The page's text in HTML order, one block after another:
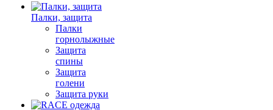
Палки, защита
Палки
горнолыжные
Защита
спины
Защита
голени
Защита руки